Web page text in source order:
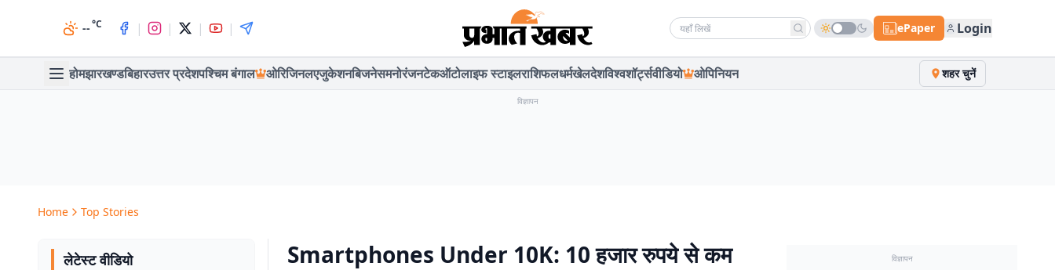
--°C | | | | Search news ePaper Login
होमझारखण्डबिहारउत्तर प्रदेशपश्चिम बंगाल ओरिजिनलएजुकेशनबिजनेसमनोरंजनटेकऑटोलाइफ स्टाइलराशिफलधर्मखेलदेशविश्वशॉर्ट्सवीडियो ओपिनियन शहर चुनें
विज्ञापन
Home Top Stories
लेटेस्ट वीडियो
Smartphones Under 10K: 10 हजार रुपये से कम
विज्ञापन